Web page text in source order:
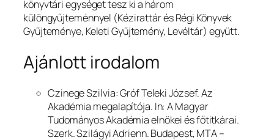
könyvtári egységet tesz ki a három
különgyűjteménnyel (Kézirattár és Régi Könyvek
Gyűjteménye, Keleti Gyűjtemény, Levéltár) együtt.
Ajánlott irodalom
Czinege Szilvia: Gróf Teleki József. Az
Akadémia megalapítója. In:A Magyar
Tudományos Akadémia elnökei és főtitkárai.
Szerk. Szilágyi Adrienn. Budapest, MTA –